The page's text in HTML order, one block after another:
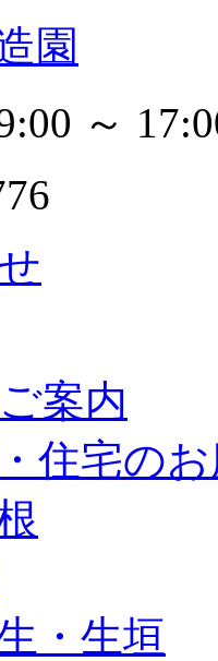
園
～
案内
住宅の
・生垣